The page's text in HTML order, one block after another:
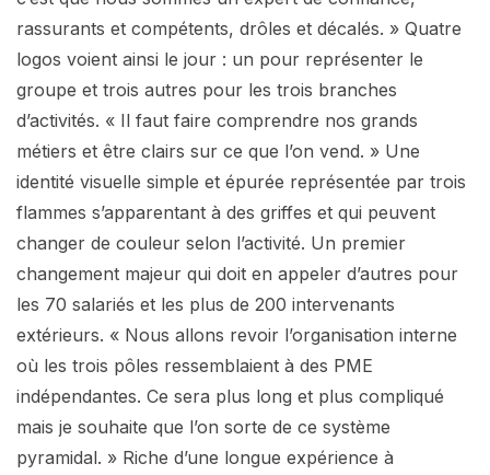
rassurants et compétents, drôles et décalés. » Quatre
logos voient ainsi le jour : un pour représenter le
groupe et trois autres pour les trois branches
d’activités. « Il faut faire comprendre nos grands
métiers et être clairs sur ce que l’on vend. » Une
identité visuelle simple et épurée représentée par trois
flammes s’apparentant à des griffes et qui peuvent
changer de couleur selon l’activité. Un premier
changement majeur qui doit en appeler d’autres pour
les 70 salariés et les plus de 200 intervenants
extérieurs. « Nous allons revoir l’organisation interne
où les trois pôles ressemblaient à des PME
indépendantes. Ce sera plus long et plus compliqué
mais je souhaite que l’on sorte de ce système
pyramidal. » Riche d’une longue expérience à